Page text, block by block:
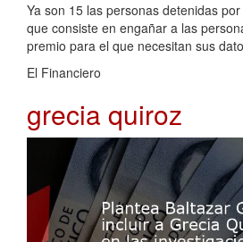
Ya son 15 las personas detenidas
que consiste en engañar a las
premio para el que necesitan sus
El Financiero
grecia quiroz